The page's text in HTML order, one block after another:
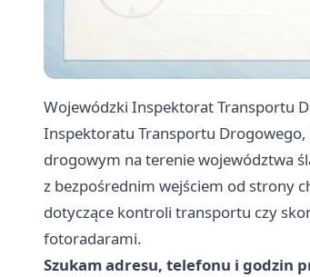
Wojewódzki Inspektorat Transportu
Inspektoratu Transportu
drogowym na terenie województwa
z bezpośrednim wejściem od strony
dotyczące kontroli transportu czy
fotoradarami.
Szukam adresu, telefonu i godzin